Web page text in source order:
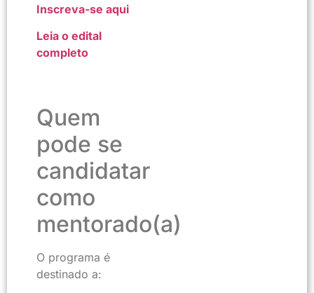
Inscreva-se aqui
Leia o edital
completo
Quem
pode se
candidatar
como
mentorado(a)
O programa é
destinado a: